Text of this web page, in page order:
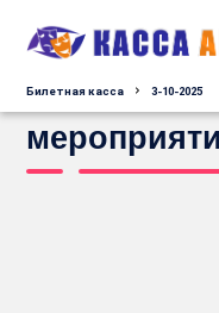
Билетная касса 3-10-2025